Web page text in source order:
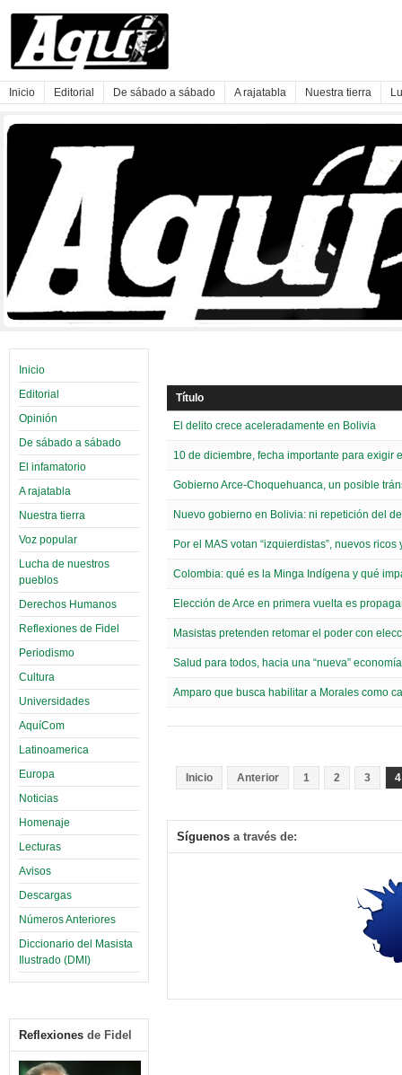
Inicio Editorial De sábado a sábado A rajatabla Nuestra tierra
Inicio
Editorial
Opinión
De sábado a sábado
El infamatorio
A rajatabla
Nuestra tierra
Voz popular
Lucha de nuestros
pueblos
Derechos Humanos
Reflexiones de Fidel
Periodismo
Cultura
Universidades
AquíCom
Latinoamerica
Europa
Noticias
Homenaje
Lecturas
Avisos
Descargas
Números Anteriores
Diccionario del Masista
Ilustrado (DMI)
Reflexiones de Fidel
Título
El delito crece aceleradamente en Bolivia
10 de diciembre, fecha importante para exigir
Gobierno Arce-Choquehuanca, un posible
Nuevo gobierno en Bolivia: ni repetición del
Por el MAS votan “izquierdistas”, nuevos
Colombia: qué es la Minga Indígena y qué
Elección de Arce en primera vuelta es
Masistas pretenden retomar el poder con
Salud para todos, hacia una “nueva”
Amparo que busca habilitar a Morales como
Inicio Anterior 1 2 3 4
Síguenos a través de: